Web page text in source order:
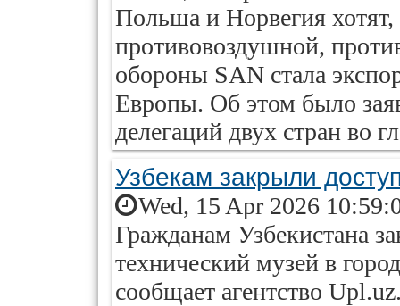
Польша и Норвегия
противовоздушной,
обороны SAN стала
Европы. Об этом было
делегаций двух стран во
Узбекам закрыли
Wed, 15 Apr 2026
Гражданам Узбекистана
технический музей в
сообщает агентство